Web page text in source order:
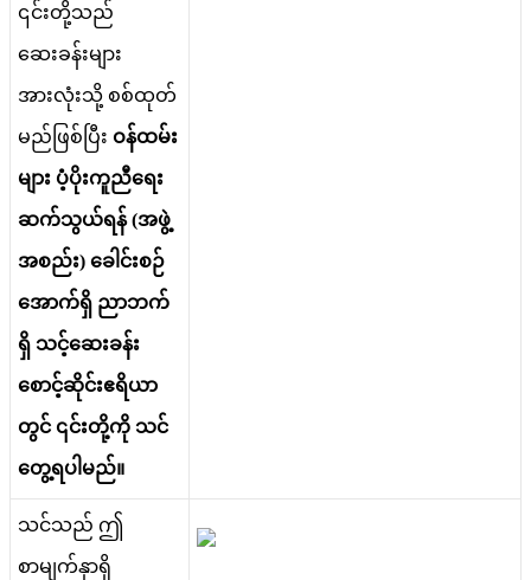
၎ငတသည
ဆခနမ
အလသ စစထတ
မည ဖစ ပ ဝနထမ
မ ပပကညရ
ဆကသယရန (အဖ
အစည) ခ ငစဉ
အကရ ညဘက
ရ သငဆခန
စငဆငဧရယ
တင ၎ငတက သင
တရပ မည။
သငသည ဤ
စမကနရ